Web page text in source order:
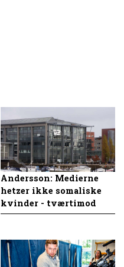
Andersson: Medierne
hetzer ikke somaliske
kvinder - tværtimod